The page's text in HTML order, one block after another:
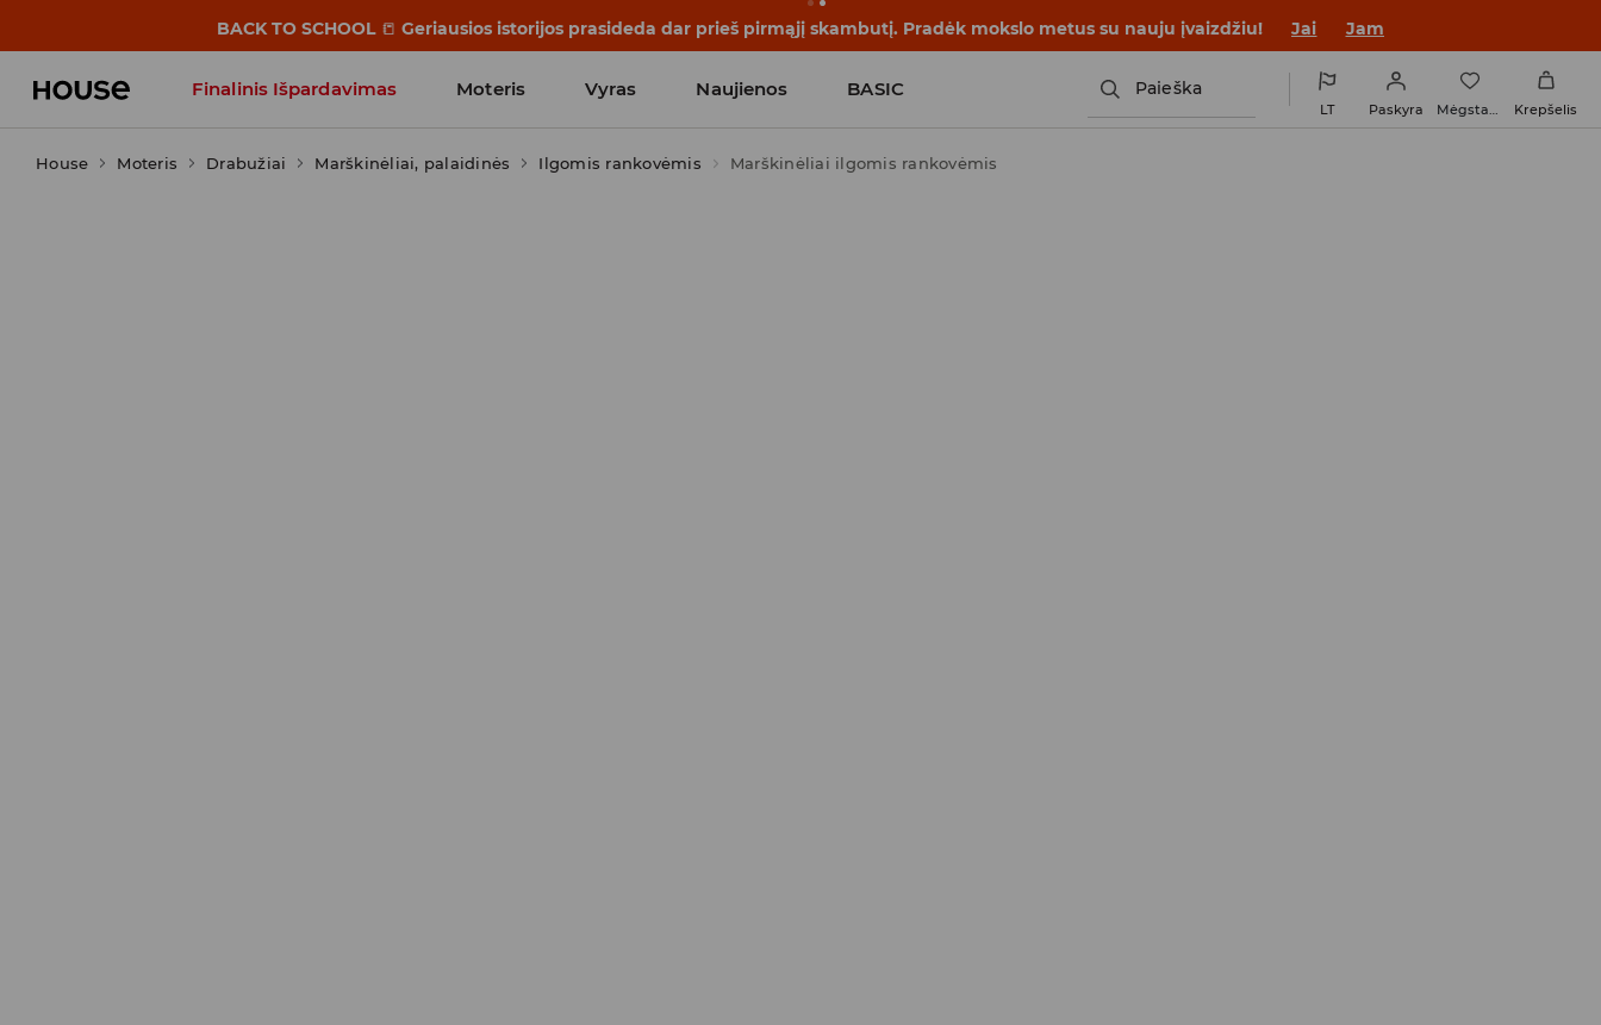
BACK TO SCHOOL 📒 Geriausios istorijos prasideda dar prieš pirmąjį skambutį. Pradėk mokslo metus su nauju įvaizdžiu! Jai Jam
Finalinis Išpardavimas Moteris Vyras Naujienos BASIC
Influencers' Faves
Paieška
LT Paskyra Mėgstamiausi Krepšelis
House Moteris Drabužiai Marškinėliai, palaidinės Ilgomis rankovėmis Marškinėliai ilgomis rankovėmis